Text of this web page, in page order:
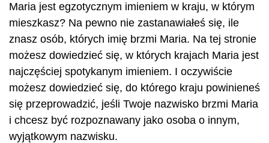
Maria jest egzotycznym imieniem w kraju, w którym
mieszkasz? Na pewno nie zastanawiałeś się, ile
znasz osób, których imię brzmi Maria. Na tej stronie
możesz dowiedzieć się, w których krajach Maria jest
najczęściej spotykanym imieniem. I oczywiście
możesz dowiedzieć się, do którego kraju powinieneś
się przeprowadzić, jeśli Twoje nazwisko brzmi Maria
i chcesz być rozpoznawany jako osoba o innym,
wyjątkowym nazwisku.